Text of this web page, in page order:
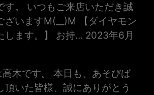
す。 いつもご来店いただき誠
ざいますm(__)m 【ダイヤモン
します。】 お持… 2023年6月
高木です。 本日も、あそびば
頂いた皆様、誠にありがとう